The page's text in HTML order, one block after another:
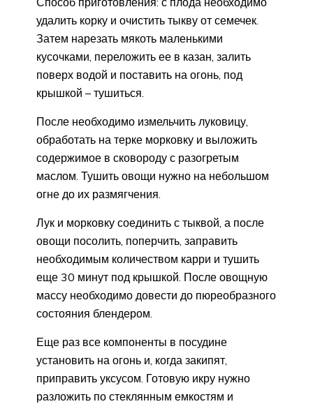
удалить корку и очистить тыкву от семечек.
Затем нарезать мякоть маленькими
кусочками, переложить ее в казан, залить
поверх водой и поставить на огонь, под
крышкой – тушиться.
После необходимо измельчить луковицу,
обработать на терке морковку и выложить
содержимое в сковороду с разогретым
маслом. Тушить овощи нужно на небольшом
огне до их размягчения.
Лук и морковку соединить с тыквой, а после
овощи посолить, поперчить, заправить
необходимым количеством карри и тушить
еще 30 минут под крышкой. После овощную
массу необходимо довести до пюреобразного
состояния блендером.
Еще раз все компоненты в посудине
установить на огонь и, когда закипят,
приправить уксусом. Готовую икру нужно
разложить по стеклянным емкостям и